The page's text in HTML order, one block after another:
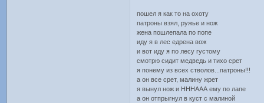
пошел я как то на охоту
патроны взял, ружье и нож
жена пошлепала по попе
иду я в лес едрена вож
и вот иду я по лесу густому
смотрю сидит медведь и тихо срет
я понему из всех стволов...патроны!!!
а он все срет, малину жрет
я вынул нож и НННААА ему по лапе
а он отпрыгнул в куст с малиной